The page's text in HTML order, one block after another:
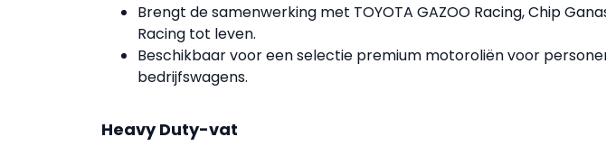
Brengt de samenwerking met TOYOTA GAZOO Racing, Chip
Racing tot leven.
Beschikbaar voor een selectie premium motoroliën voor
bedrijfswagens.
Heavy Duty-vat